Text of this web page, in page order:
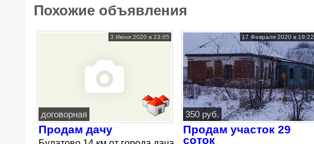
Похожие объявления
3 Июня 2020 в 23:05
договорная
Продам дачу
17 Февраля 2020 в 19:22
350 руб.
Продам участок 29
соток